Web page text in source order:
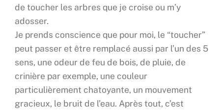
de toucher les arbres que je croise ou m’y
adosser.
Je prends conscience que pour moi, le “toucher”
peut passer et être remplacé aussi par l’un des 5
sens, une odeur de feu de bois, de pluie, de
crinière par exemple, une couleur
particulièrement chatoyante, un mouvement
gracieux, le bruit de l’eau. Après tout, c’est